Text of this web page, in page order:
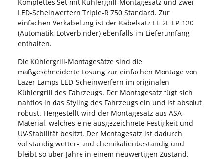
Komplettes Set mit Kühlergrill-Montagesatz und zwei
LED-Scheinwerfern Triple-R 750 Standard. Zur
einfachen Verkabelung ist der Kabelsatz LL-2L-LP-120
(Automatik, Lötverbinder) ebenfalls im Lieferumfang
enthalten.
Die Kühlergrill-Montagesätze sind die
maßgeschneiderte Lösung zur einfachen Montage von
Lazer Lamps LED-Scheinwerfern im originalen
Kühlergrill des Fahrzeugs. Der Montagesatz fügt sich
nahtlos in das Styling des Fahrzeugs ein und ist absolut
robust. Hergestellt wird der Montagesatz aus ASA-
Material, welches eine ausgezeichnete Festigkeit und
UV-Stabilität besitzt. Der Montagesatz ist dadurch
vollständig wetter- und chemikalienbeständig und
bleibt so über Jahre in einem neuwertigen Zustand.